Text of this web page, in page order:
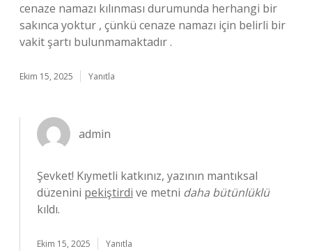
cenaze namazı kılınması durumunda herhangi bir
sakınca yoktur , çünkü cenaze namazı için belirli bir
vakit şartı bulunmamaktadır .
Ekim 15, 2025 Yanıtla
admin
Şevket! Kıymetli katkınız, yazının mantıksal
düzenini pekiştirdi ve metni daha bütünlüklü
kıldı.
Ekim 15, 2025 Yanıtla